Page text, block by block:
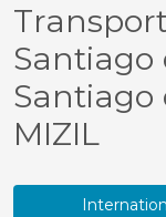
Santiago
Santiago
MIZIL